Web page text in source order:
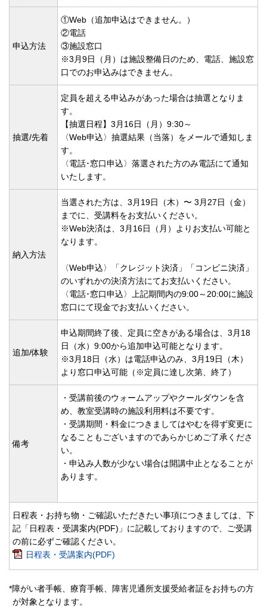
申込方法
①Web（追加申込はできません。）
②電話
③施設窓口
※3月9日（月）は施設整備日のため、電話、施設窓
口でのお申込みはできません。
抽選/先着
定員を超える申込みがあった場合は抽選となりま
す。
【抽選日程】3月16日（月）9:30～
〈Web申込〉抽選結果（当落）をメールで通知しま
す。
〈電話･窓口申込〉落選された方のみ電話にて通知
いたします。
納入方法
当選された⽅は、3⽉19⽇（木）〜 3⽉27⽇（金）
までに、受講料をお⽀払いください。
※Web決済は、3月16日（月）よりお支払い可能と
なります。
〈Web申込〉「クレジット決済」「コンビニ決済」
のいずれかの決済方法にてお支払いください。
〈電話･窓口申込〉上記期間内の9:00～20:00に施設
窓口にて現金でお支払いください。
追加/体験
申込期間終了後、定員に空きがある場合は、3月18
日（水）9:00から追加申込可能となります。
※3月18日（水）は電話申込のみ、3月19日（木）
より窓口申込可能（※定員に達し次第、終了）
備考
・受講前後のウォームアップやクールダウンを含
め、教室受講時の施設利用料は不要です。
・受講期間・料金につきましてはやむを得ず変更に
なることもございますのであらかじめご了承くださ
い。
・申込み人数が少ない場合は開講中止となることが
あります。
日程表・お持ち物・ご確認いただきたい事項につきましては、下
記「日程表・受講案内(PDF)」に記載しておりますので、ご受講
の前に必ずご確認ください。
日程表・受講案内(PDF)
*障がい者手帳、療育手帳、障害児通所支援受給者証をお持ちの方
が対象となります。